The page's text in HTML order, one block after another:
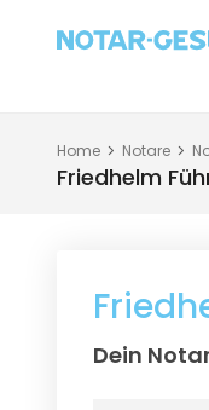
Home Notare
Friedhelm
Dein